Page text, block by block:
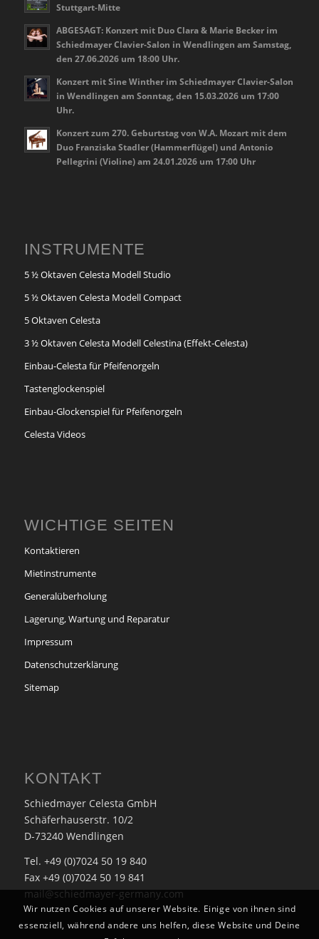
Stuttgart-Mitte
ABGESAGT: Konzert mit Duo Clara & Marie Becker im
Schiedmayer Clavier-Salon in Wendlingen am Samstag,
den 27.06.2026 um 18:00 Uhr.
Konzert mit Sine Winther im Schiedmayer Clavier-Salon
in Wendlingen am Sonntag, den 15.03.2026 um 17:00
Uhr.
Konzert zum 270. Geburtstag von W.A. Mozart mit dem
Duo Franziska Stadler (Hammerflügel) und Antonio
Pellegrini (Violine) am 24.01.2026 um 17:00 Uhr
INSTRUMENTE
5 ½ Oktaven Celesta Modell Studio
5 ½ Oktaven Celesta Modell Compact
5 Oktaven Celesta
3 ½ Oktaven Celesta Modell Celestina (Effekt-Celesta)
Einbau-Celesta für Pfeifenorgeln
Tastenglockenspiel
Einbau-Glockenspiel für Pfeifenorgeln
Celesta Videos
WICHTIGE SEITEN
Kontaktieren
Mietinstrumente
Generalüberholung
Lagerung, Wartung und Reparatur
Impressum
Datenschutzerklärung
Sitemap
KONTAKT
Schiedmayer Celesta GmbH
Schäferhauserstr. 10/2
D-73240 Wendlingen
Tel. +49 (0)7024 50 19 840
Fax +49 (0)7024 50 19 841
mail@schiedmayer-germany.com
Wir nutzen Cookies auf unserer Website. Einige von ihnen sind
essenziell, während andere uns helfen, diese Website und Deine